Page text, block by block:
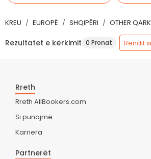
KREU EUROPË SHQIPËRI OTHER QARK
Rezultatet e kërkimit 0 Pronat
Rreth
Rreth AllBookers.com
Si punojmë
Karriera
Partnerët